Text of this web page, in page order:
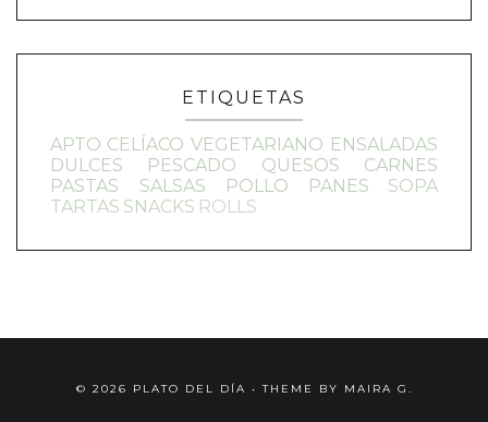
ETIQUETAS
APTO CELÍACO VEGETARIANO ENSALADAS
DULCES
PESCADO QUESOS
CARNES
PASTAS
SALSAS POLLO PANES
SOPA
TARTAS SNACKS ROLLS
© 2026 PLATO DEL DÍA • THEME BY MAIRA G.